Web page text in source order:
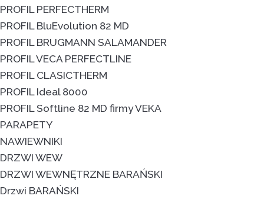
PROFIL PERFECTHERM
PROFIL BluEvolution 82 MD
PROFIL BRUGMANN SALAMANDER
PROFIL VECA PERFECTLINE
PROFIL CLASICTHERM
PROFIL Ideal 8000
PROFIL Softline 82 MD firmy VEKA
PARAPETY
NAWIEWNIKI
DRZWI WEW
DRZWI WEWNĘTRZNE BARAŃSKI
Drzwi BARAŃSKI